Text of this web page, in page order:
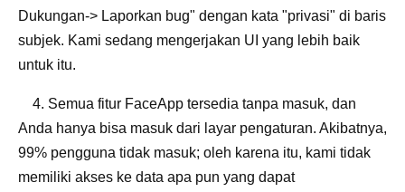
Dukungan-> Laporkan bug" dengan kata "privasi" di baris
subjek. Kami sedang mengerjakan UI yang lebih baik
untuk itu.
4. Semua fitur FaceApp tersedia tanpa masuk, dan
Anda hanya bisa masuk dari layar pengaturan. Akibatnya,
99% pengguna tidak masuk; oleh karena itu, kami tidak
memiliki akses ke data apa pun yang dapat